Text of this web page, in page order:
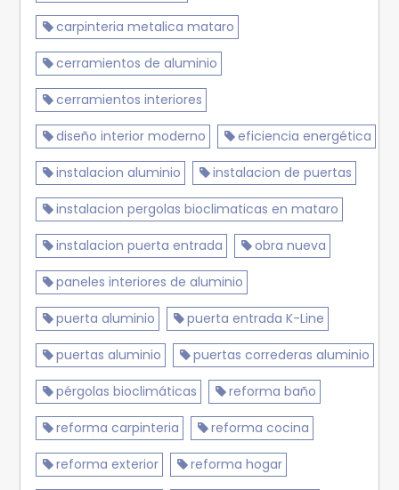
carpinteria metalica mataro
cerramientos de aluminio
cerramientos interiores
diseño interior moderno eficiencia energética
instalacion aluminio instalacion de puertas
instalacion pergolas bioclimaticas en mataro
instalacion puerta entrada obra nueva
paneles interiores de aluminio
puerta aluminio puerta entrada K-Line
puertas aluminio puertas correderas aluminio
pérgolas bioclimáticas reforma baño
reforma carpinteria reforma cocina
reforma exterior reforma hogar